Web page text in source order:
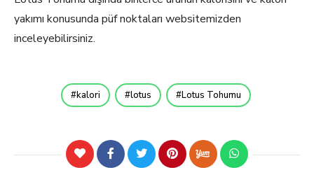
yakımı konusunda püf noktaları websitemizden
inceleyebilirsiniz.
kalori lotus Lotus Tohumu